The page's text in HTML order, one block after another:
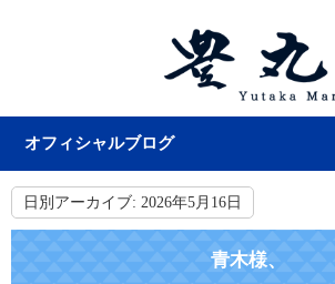
オフィシャルブログ
日別アーカイブ: 2026年5月16日
青木様、